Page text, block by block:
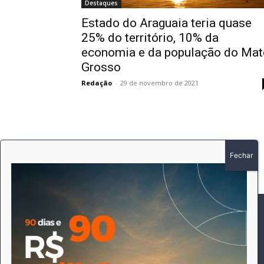
Destaques
Estado do Araguaia teria quase
25% do território, 10% da
economia e da população do
Grosso
Redação - 29 de novembro de 2021
SOBRE